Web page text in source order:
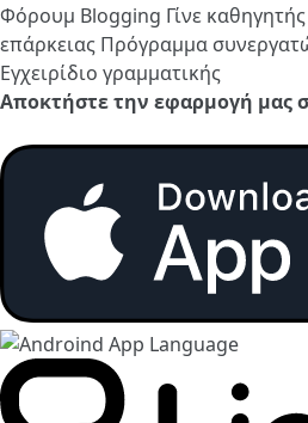
Φόρουμ Blogging Γίνε καθηγητής
επάρκειας Πρόγραμμα
Εγχειρίδιο γραμματικής
Αποκτήστε την εφαρμογή μας